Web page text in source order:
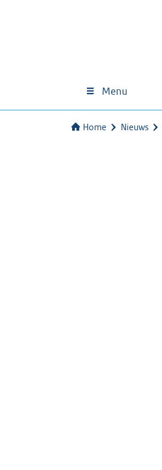
Menu
Home Nieuws